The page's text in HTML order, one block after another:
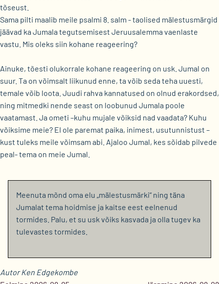
tõseust.
Sama pilti maalib meile psalmi 8. salm - taolised mälestusmärgid
jäävad ka Jumala tegutsemisest Jeruusalemma vaenlaste
vastu. Mis oleks siin kohane reageering?
Ainuke, tõesti olukorrale kohane reageering on usk. Jumal on
suur. Ta on võimsalt liikunud enne, ta võib seda teha uuesti,
temale võib loota. Juudi rahva kannatused on olnud erakordsed,
ning mitmedki nende seast on loobunud Jumala poole
vaatamast. Ja ometi –kuhu mujale võiksid nad vaadata? Kuhu
võiksime meie? EI ole paremat paika, inimest, usutunnistust –
kust tuleks meile võimsam abi. Ajaloo Jumal, kes sõidab pilvede
peal- tema on meie Jumal.
Meenuta mõnd oma elu „mälestusmärki“ ning täna
Jumalat tema hoidmise ja kaitse eest eelnenud
tormides. Palu, et su usk võiks kasvada ja olla tugev ka
tulevastes tormides.
Autor Ken Edgekombe